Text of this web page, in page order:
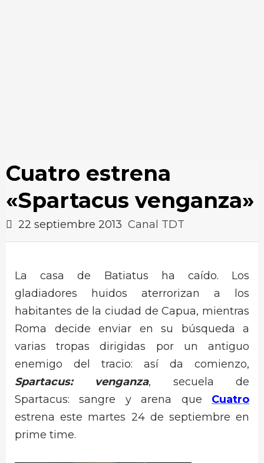
Cuatro estrena
«Spartacus venganza»
22 septiembre 2013 Canal TDT
La casa de Batiatus ha caído. Los
gladiadores huidos aterrorizan a los
habitantes de la ciudad de Capua, mientras
Roma decide enviar en su búsqueda a
varias tropas dirigidas por un antiguo
enemigo del tracio: así da comienzo,
Spartacus: venganza, secuela de
Spartacus: sangre y arena que Cuatro
estrena este martes 24 de septiembre en
prime time.